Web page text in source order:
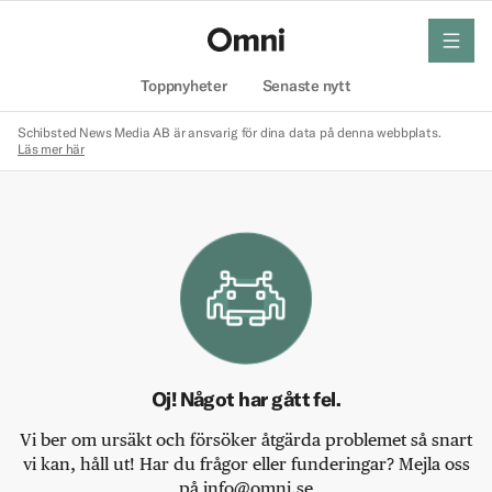
Toppnyheter Senaste nytt
meny
Schibsted News Media AB är ansvarig för dina data på denna webbplats.
Läs mer här
Oj! Något har gått fel.
Vi ber om ursäkt och försöker åtgärda problemet så snart
vi kan, håll ut! Har du frågor eller funderingar? Mejla oss